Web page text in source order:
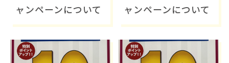
ャンペーンについて
ャンペーンについて